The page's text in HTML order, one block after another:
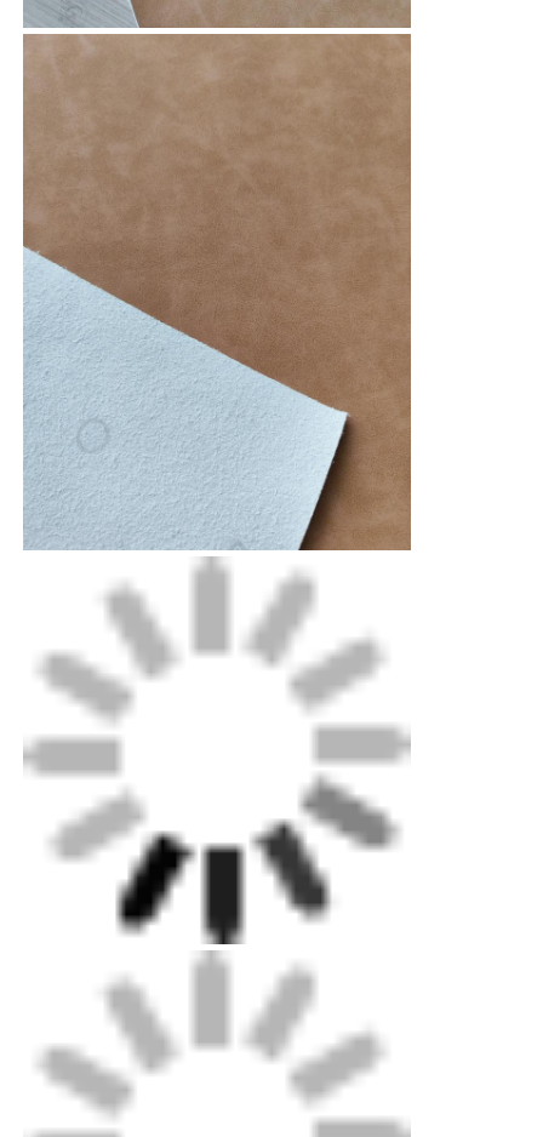
ถุงมือหนัง
เนื้อผ้าผ้ารองโซฟา